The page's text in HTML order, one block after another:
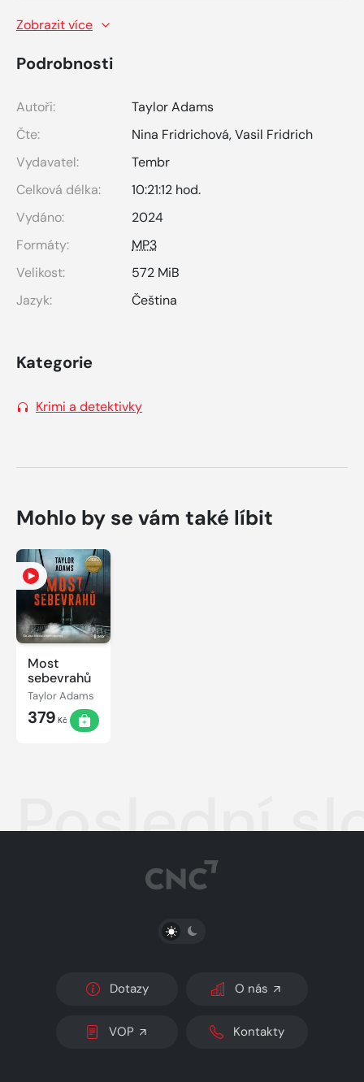
Zobrazit více
Podrobnosti
Autoři:
Taylor Adams
Čte:
Nina Fridrichová,Vasil Fridrich
Vydavatel:
Tembr
Celková délka:
10:21:12 hod.
Vydáno:
2024
Formáty:
MP3
Velikost:
572 MiB
Jazyk:
Čeština
Kategorie
Krimi a detektivky
Mohlo by se vám také líbit
Most
sebevrahů
Taylor Adams
379 Kč
Poslední
PŘEPNOUT SVĚTLÝ/TMAVÝ REŽIM
Dotazy O nás
VOP Kontakty